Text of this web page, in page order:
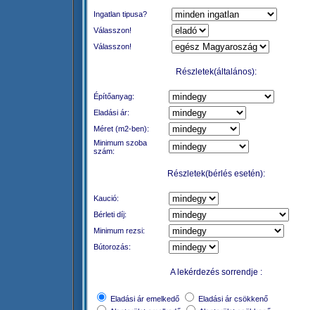
Ingatlan tipusa?
Válasszon!
Válasszon!
Részletek(általános):
Építőanyag:
Eladási ár:
Méret (m2-ben):
Minimum szoba
szám:
Részletek(bérlés esetén):
Kaució:
Bérleti díj:
Minimum rezsi:
Bútorozás:
A lekérdezés sorrendje :
Eladási ár emelkedő
Eladási ár csökkenő